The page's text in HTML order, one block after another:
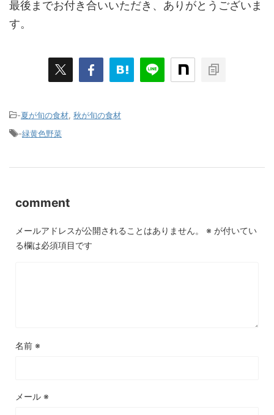
最後までお付き合いいただき、ありがとうございま
す。
-夏が旬の食材, 秋が旬の食材
-緑黄色野菜
comment
メールアドレスが公開されることはありません。 ※ が付いてい
る欄は必須項目です
名前 ※
メール ※